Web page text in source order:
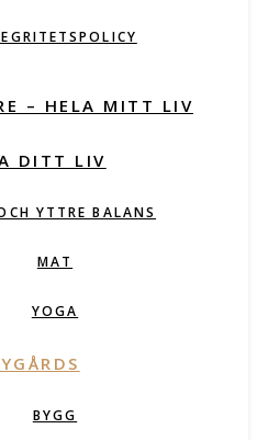
– HELA MITT LIV
DITT LIV
YTTRE BALANS
MAT
YOGA
BYGG